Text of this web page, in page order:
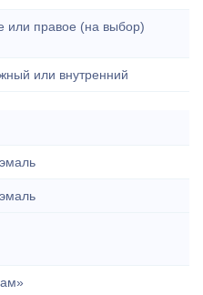
или правое (на выбор)
или внутренний